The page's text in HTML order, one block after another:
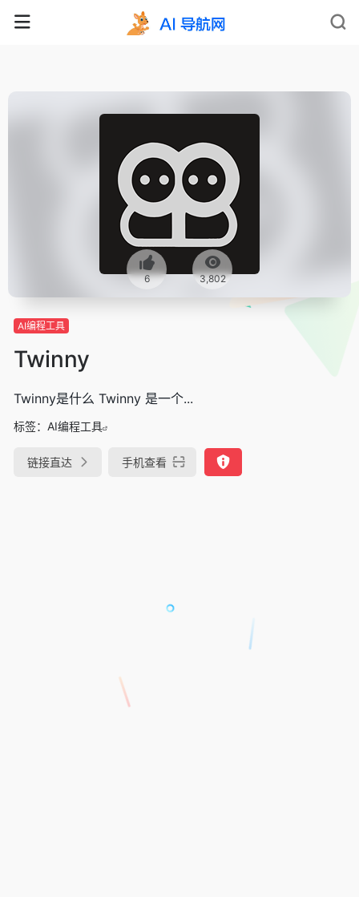
6 3,802
AI编程工具
Twinny
Twinny是什么 Twinny 是一个...
标签： AI编程工具
链接直达 手机查看